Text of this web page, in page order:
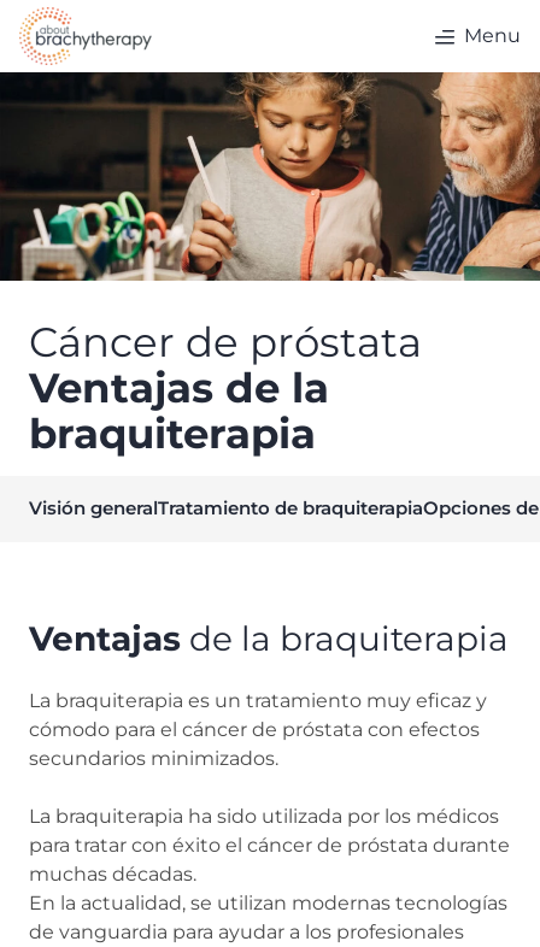
Skip to content
Menu
Cáncer de próstata
Ventajas de la
braquiterapia
Visión generalTratamiento de braquiterapiaOpciones
Ventajas de la braquiterapia
La braquiterapia es un tratamiento muy eficaz y
cómodo para el cáncer de próstata con efectos
secundarios minimizados.
La braquiterapia ha sido utilizada por los médicos
para tratar con éxito el cáncer de próstata durante
muchas décadas.
En la actualidad, se utilizan modernas tecnologías
de vanguardia para ayudar a los profesionales